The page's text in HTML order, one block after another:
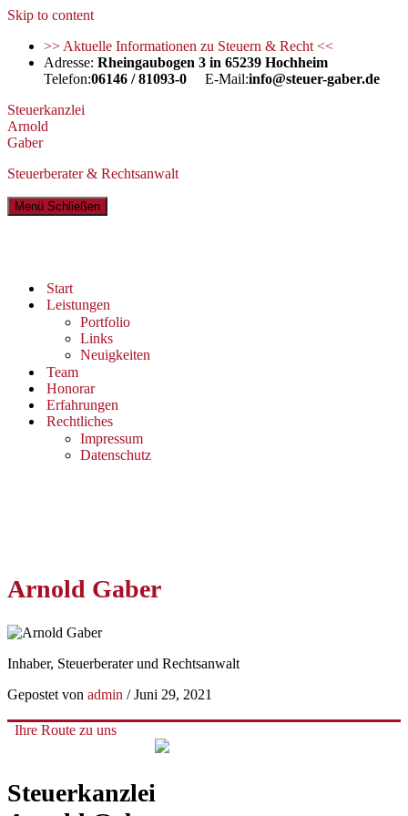
Skip to content
>> Aktuelle Informationen zu Steuern & Recht <<
Adresse: Rheingaubogen 3 in 65239 Hochheim
Telefon:06146 / 81093-0 E-Mail:info@steuer-gaber.de
Steuerkanzlei
Arnold
Gaber
Steuerberater & Rechtsanwalt
Menü Schließen
Start
Leistungen
Portfolio
Links
Neuigkeiten
Team
Honorar
Erfahrungen
Rechtliches
Impressum
Datenschutz
Arnold Gaber
Inhaber, Steuerberater und Rechtsanwalt
Gepostet von admin / Juni 29, 2021
Ihre Route zu uns
Steuerkanzlei